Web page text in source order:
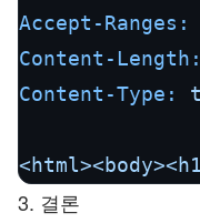
Accept-Ranges:
Content-Length:
Content-Type:
3. 결론